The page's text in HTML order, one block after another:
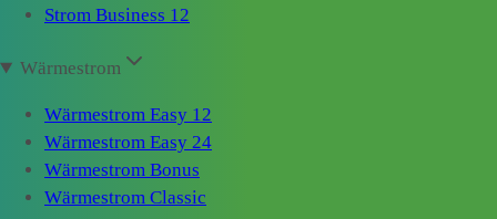
Strom Business 12
Wärmestrom
Wärmestrom Easy 12
Wärmestrom Easy 24
Wärmestrom Bonus
Wärmestrom Classic